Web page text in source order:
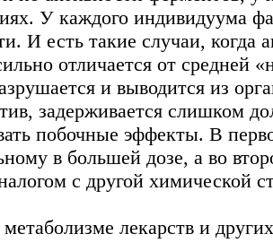
У каждого индивидуума
И есть такие случаи, когда
отличается от средней
и выводится из
задерживается слишком
побочные эффекты. В
в большей дозе, а во
с другой химической
лекарств и